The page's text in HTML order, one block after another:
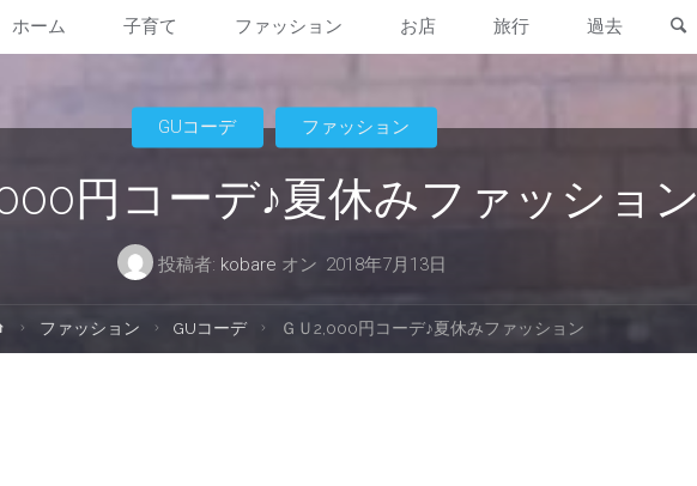
コ
ン
ホーム 子育て ファッション お店 旅行 過去
円コーデ♪夏休みファッション
投稿者: kobare オン 2018年7月13日
GUコーデ ファッション
ホ
ー
ファッション GUコーデ ＧＵ2,000円コーデ♪夏休みファッション